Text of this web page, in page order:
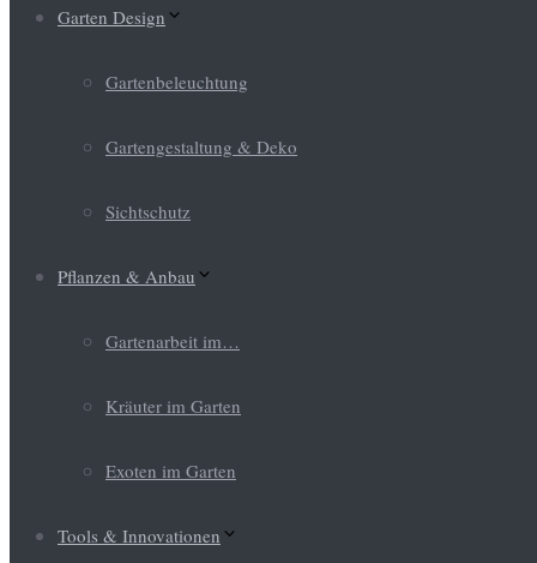
Garten Design
Gartenbeleuchtung
Gartengestaltung & Deko
Sichtschutz
Pflanzen & Anbau
Gartenarbeit im…
Kräuter im Garten
Exoten im Garten
Tools & Innovationen